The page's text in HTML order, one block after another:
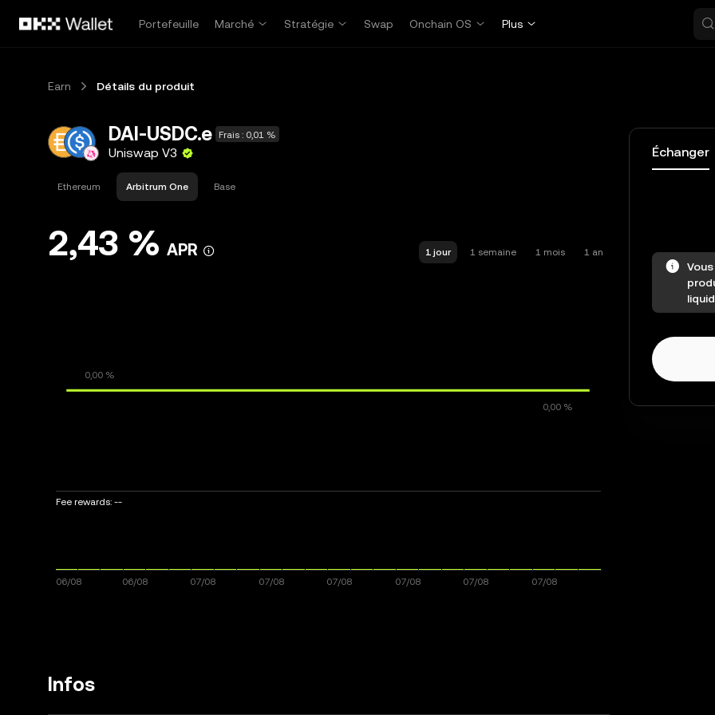
Portefeuille
Marché Stratégie Swap Onchain OS Plus
Earn Détails du produit
DAI-USDC.e Frais : 0,01 %
Uniswap V3
Ethereum Arbitrum One Base
2,43 % APR 1 jour 1 semaine 1 mois 1 an
Fee rewards: --
Infos
Échanger